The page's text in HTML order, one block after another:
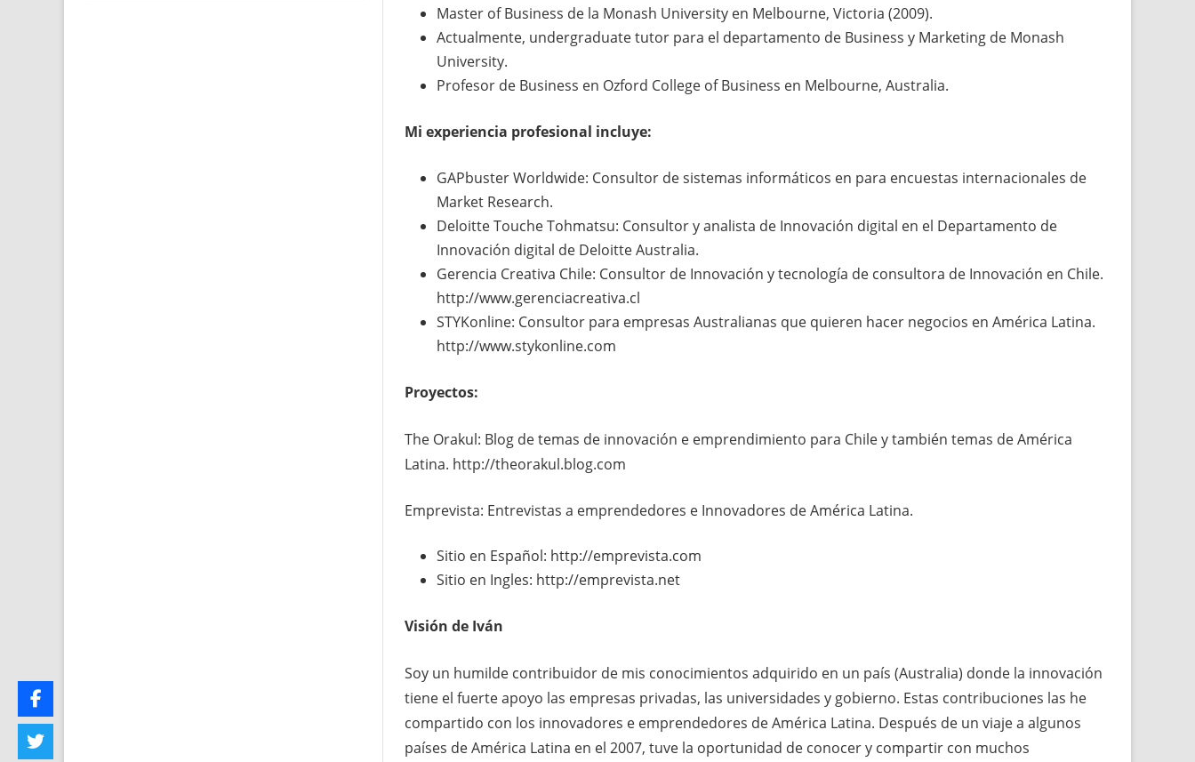
Master of Business de la Monash University en Melbourne, Victoria (2009).
Actualmente, undergraduate tutor para el departamento de Business y Marketing de Monash
University.
Profesor de Business en Ozford College of Business en Melbourne, Australia.
Mi experiencia profesional incluye:
GAPbuster Worldwide: Consultor de sistemas informáticos en para encuestas internacionales de
Market Research.
Deloitte Touche Tohmatsu: Consultor y analista de Innovación digital en el Departamento de
Innovación digital de Deloitte Australia.
Gerencia Creativa Chile: Consultor de Innovación y tecnología de consultora de Innovación en Chile.
http://www.gerenciacreativa.cl
STYKonline: Consultor para empresas Australianas que quieren hacer negocios en América Latina.
http://www.stykonline.com
Proyectos:
The Orakul: Blog de temas de innovación e emprendimiento para Chile y también temas de América
Latina. http://theorakul.blog.com
Emprevista: Entrevistas a emprendedores e Innovadores de América Latina.
Sitio en Español: http://emprevista.com
Sitio en Ingles: http://emprevista.net
Visión de Iván
Soy un humilde contribuidor de mis conocimientos adquirido en un país (Australia) donde la innovación
tiene el fuerte apoyo las empresas privadas, las universidades y gobierno. Estas contribuciones las he
compartido con los innovadores e emprendedores de América Latina. Después de un viaje a algunos
países de América Latina en el 2007, tuve la oportunidad de conocer y compartir con muchos